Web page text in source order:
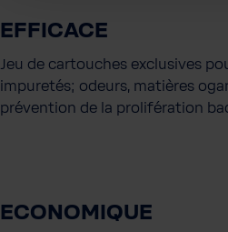
EFFICACE
Jeu de cartouches exclusives
impuretés; odeurs, matières
prévention de la prolifération
ECONOMIQUE